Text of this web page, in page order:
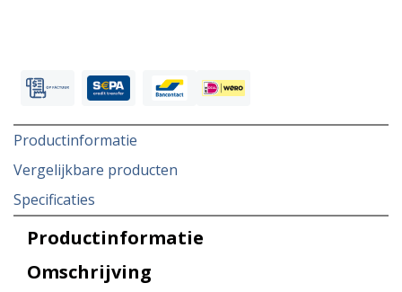
Productinformatie
Vergelijkbare producten
Specificaties
Productinformatie
Omschrijving